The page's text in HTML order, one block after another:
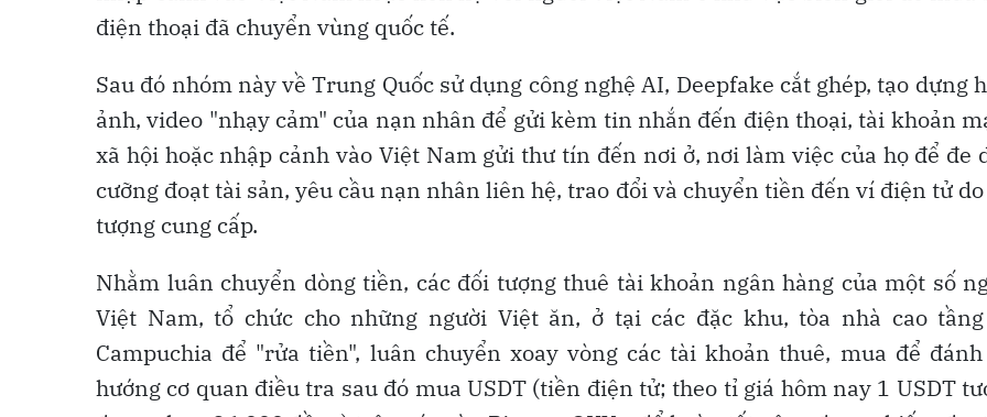
điện thoại đã chuyển vùng quốc tế.
Sau đó nhóm này về Trung Quốc sử dụng công nghệ AI, Deepfake cắt ghép, tạo dựng
ảnh, video "nhạy cảm" của nạn nhân để gửi kèm tin nhắn đến điện thoại, tài khoản
xã hội hoặc nhập cảnh vào Việt Nam gửi thư tín đến nơi ở, nơi làm việc của họ để đe
cưỡng đoạt tài sản, yêu cầu nạn nhân liên hệ, trao đổi và chuyển tiền đến ví điện tử
tượng cung cấp.
Nhằm luân chuyển dòng tiền, các đối tượng thuê tài khoản ngân hàng của một số
Việt Nam, tổ chức cho những người Việt ăn, ở tại các đặc khu, tòa nhà cao
Campuchia để "rửa tiền", luân chuyển xoay vòng các tài khoản thuê, mua để
hướng cơ quan điều tra sau đó mua USDT (tiền điện tử; theo tỉ giá hôm nay 1 USDT